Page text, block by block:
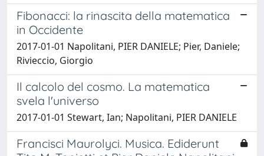
Fibonacci: la rinascita della matematica
in Occidente
2017-01-01 Napolitani, PIER DANIELE; Pier, Daniele;
Rivieccio, Giorgio
Il calcolo del cosmo. La matematica
svela l'universo
2017-01-01 Stewart, Ian; Napolitani, PIER DANIELE
Francisci Maurolyci. Musica. Ediderunt